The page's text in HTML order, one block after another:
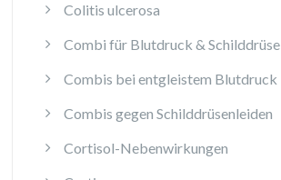
Colitis ulcerosa
Combi für Blutdruck & Schilddrüse
Combis bei entgleistem Blutdruck
Combis gegen Schilddrüsenleiden
Cortisol-Nebenwirkungen